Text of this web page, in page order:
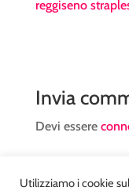
reggiseno
Invia
Devi essere
Utilizziamo i cookie